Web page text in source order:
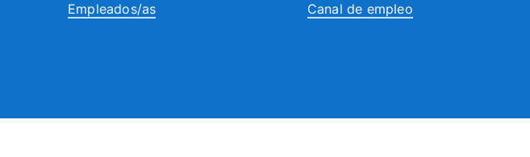
Empleados/as Canal de empleo